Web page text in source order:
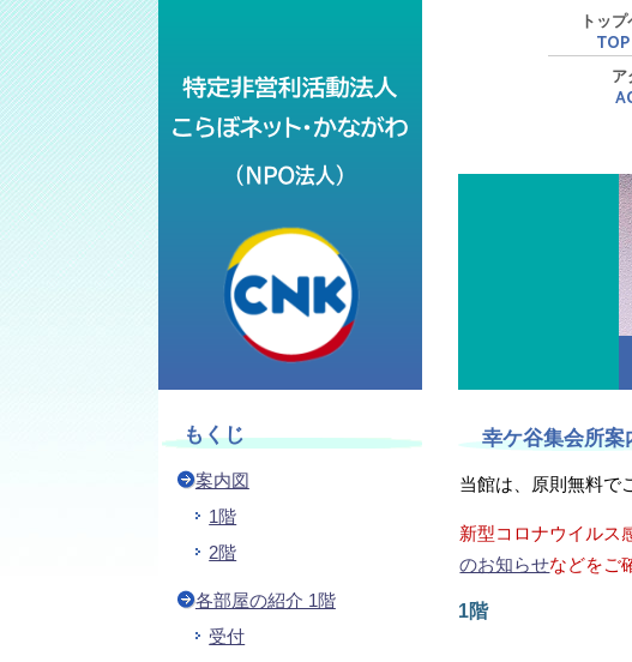
幸ケ谷集会所案
当館は、原則無料で
新型コロナウイルス
のお知らせなどをご
1階
トッ
もくじ
案内図
1階
2階
各部屋の紹介 1階
受付